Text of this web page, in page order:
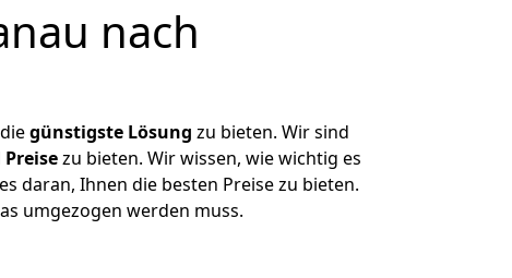
nach
günstigste Lösung zu bieten. Wir sind
zu bieten. Wir wissen, wie wichtig es
daran, Ihnen die besten Preise zu bieten.
umgezogen werden muss.